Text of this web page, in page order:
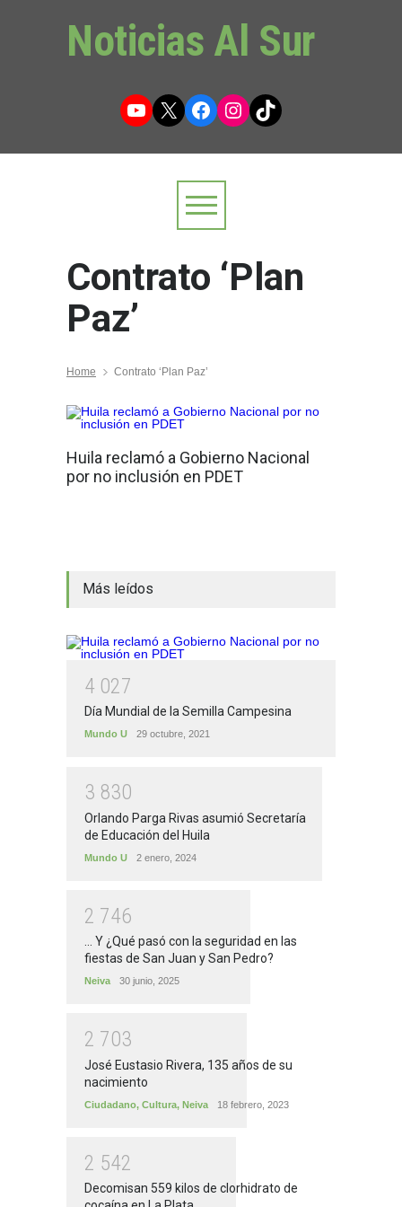
Noticias Al Sur
YouTube
X Facebook
Instagram
TikTok
Contrato ‘Plan
Paz’
Home Contrato ‘Plan Paz’
Huila reclamó a Gobierno Nacional
por no inclusión en PDET
Más leídos
4 027
Día Mundial de la Semilla Campesina
Mundo U 29 octubre, 2021
3 830
Orlando Parga Rivas asumió Secretaría
de Educación del Huila
Mundo U 2 enero, 2024
2 746
... Y ¿Qué pasó con la seguridad en las
fiestas de San Juan y San Pedro?
Neiva 30 junio, 2025
2 703
José Eustasio Rivera, 135 años de su
nacimiento
Ciudadano, Cultura, Neiva 18 febrero, 2023
2 542
Decomisan 559 kilos de clorhidrato de